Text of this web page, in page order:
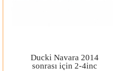
Ford Ranger 2012-2022
için 2-4inc Yükseltme